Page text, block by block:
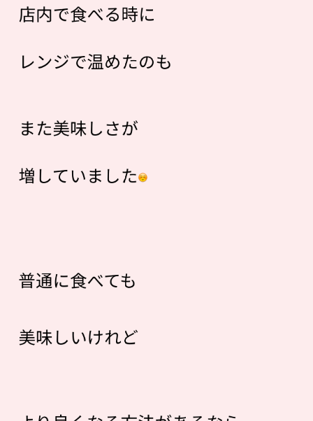
店内で食べる時に
レンジで温めたのも
また美味しさが
増していました
普通に食べても
美味しいけれど